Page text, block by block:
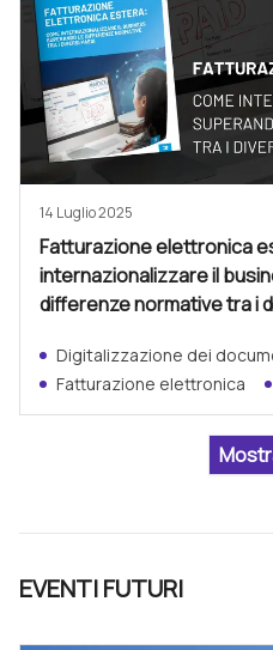
14 Luglio 2025
Fatturazione elettronica
internazionalizzare il
differenze normative tra i
Digitalizzazione dei
Fatturazione elettronica
EVENTI FUTURI